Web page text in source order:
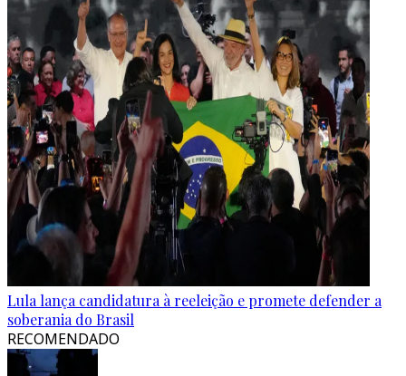
Lula lança candidatura à reeleição e promete defender a
soberania do Brasil
RECOMENDADO